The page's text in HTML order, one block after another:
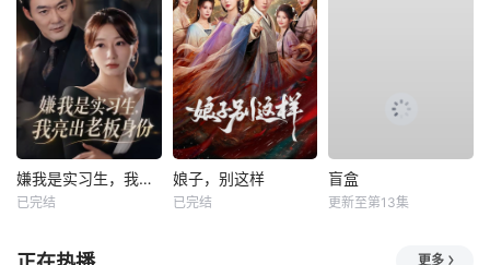
嫌我是实习生，我亮出老板身份
已完结
娘子，别这样
已完结
盲盒
更新至第13集
更多